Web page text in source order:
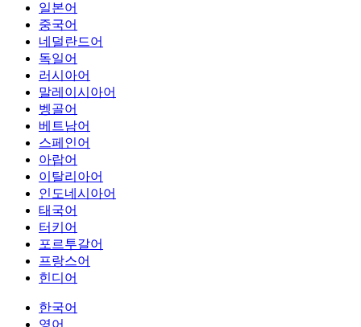
일본어
중국어
네덜란드어
독일어
러시아어
말레이시아어
벵골어
베트남어
스페인어
아랍어
이탈리아어
인도네시아어
태국어
터키어
포르투갈어
프랑스어
힌디어
한국어
영어